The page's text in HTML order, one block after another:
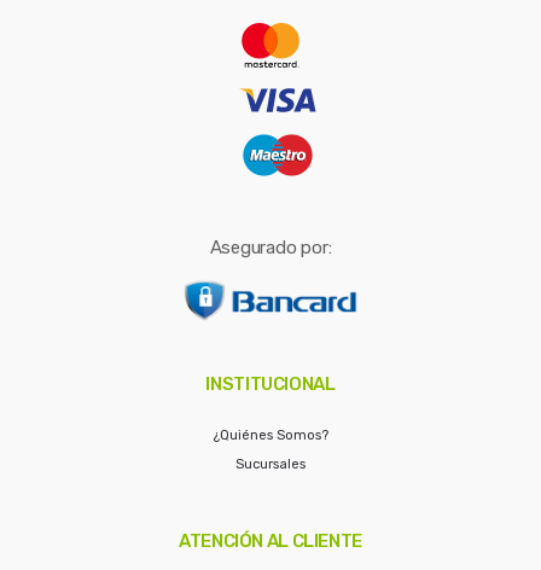
Asegurado por:
INSTITUCIONAL
¿Quiénes Somos?
Sucursales
ATENCIÓN AL CLIENTE